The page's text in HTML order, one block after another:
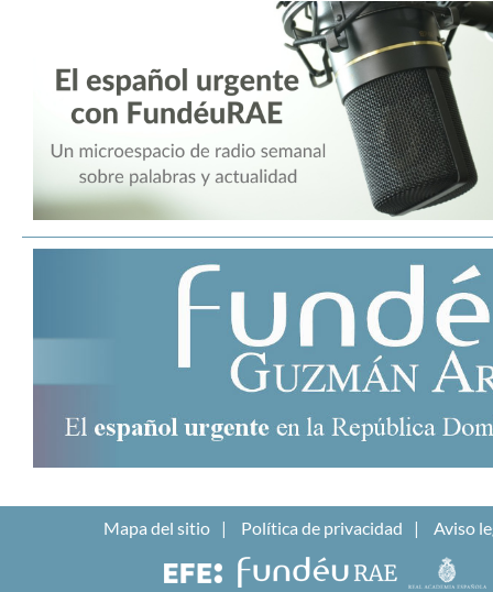
Mapa del sitio Política de privacidad Aviso